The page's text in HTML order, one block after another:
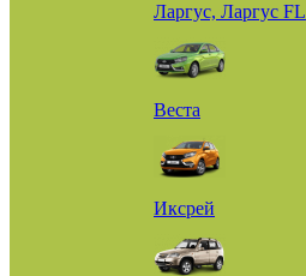
Ларгус, Ларгус FL
Веста
Иксрей